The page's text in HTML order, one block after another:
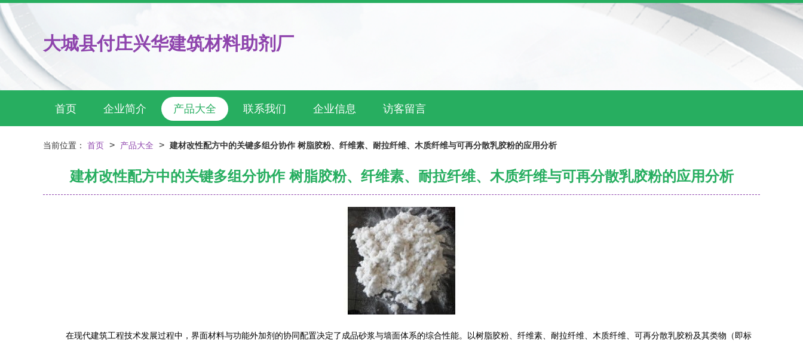
大城县付庄兴华建筑材料助剂厂
首页 企业简介 产品大全 联系我们 企业信息 访客留言
当前位置： 首页 > 产品大全 > 建材改性配方中的关键多组分协作 树脂胶粉、纤维素、耐拉纤维、木质纤维与可再分散乳胶粉的应用分析
建材改性配方中的关键多组分协作 树脂胶粉、纤维素、耐拉纤维、木质纤维与可再分散乳胶粉的应用分析
在现代建筑工程技术发展过程中，界面材料与功能外加剂的协同配置决定了成品砂浆与墙面体系的综合性能。以树脂胶粉、纤维素、耐拉纤维、木质纤维、可再分散乳胶粉及其类物（即标